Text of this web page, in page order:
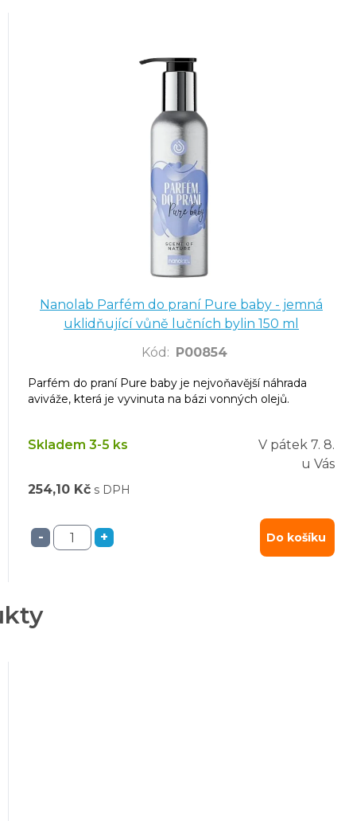
Nanolab Parfém do praní Pure baby - jemná
uklidňující vůně lučních bylin 150 ml
Kód : P00854
Parfém do praní Pure baby je nejvoňavější náhrada
aviváže, která je vyvinuta na bázi vonných olejů.
Skladem 3-5 ks V pátek 7. 8.
u Vás
254,10 Kč s DPH
- + Do košíku